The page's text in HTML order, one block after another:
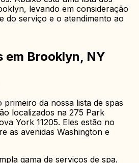
levando em consideração
do serviço e o atendimento ao
em Brooklyn, NY
da nossa lista de spas
localizados na 275 Park
York 11205. Eles estão no
as avenidas Washington e
gama de serviços de spa.